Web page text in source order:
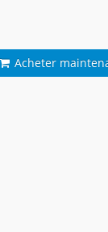
Acheter